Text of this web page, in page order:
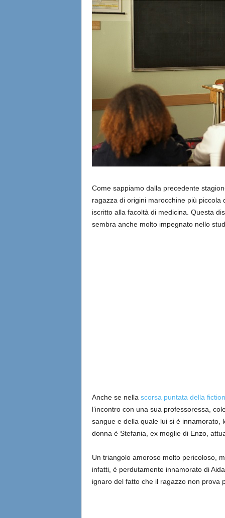
Come sappiamo dalla precedente
ragazza di origini marocchine più
iscritto alla facoltà di medicina. Questa
sembra anche molto impegnato nello
Anche se nella scorsa puntata della fiction
l’incontro con una sua professoressa,
sangue e della quale lui si è innamorato,
donna è Stefania, ex moglie di Enzo,
Un triangolo amoroso molto pericoloso,
infatti, è perdutamente innamorato di
ignaro del fatto che il ragazzo non prova